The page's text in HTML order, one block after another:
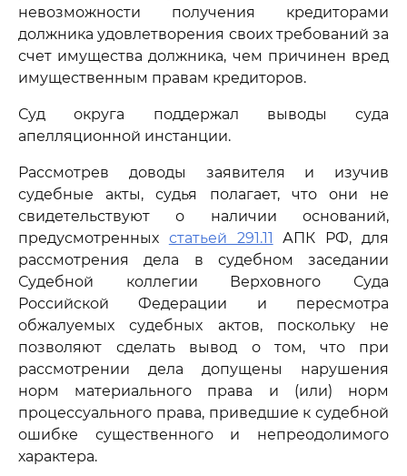
невозможности получения кредиторами
должника удовлетворения своих требований за
счет имущества должника, чем причинен вред
имущественным правам кредиторов.
Суд округа поддержал выводы суда
апелляционной инстанции.
Рассмотрев доводы заявителя и изучив
судебные акты, судья полагает, что они не
свидетельствуют о наличии оснований,
предусмотренных статьей 291.11 АПК РФ, для
рассмотрения дела в судебном заседании
Судебной коллегии Верховного Суда
Российской Федерации и пересмотра
обжалуемых судебных актов, поскольку не
позволяют сделать вывод о том, что при
рассмотрении дела допущены нарушения
норм материального права и (или) норм
процессуального права, приведшие к судебной
ошибке существенного и непреодолимого
характера.